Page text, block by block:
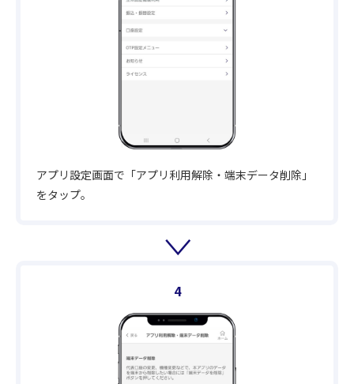
アプリ設定画面で「アプリ利用解除・端末データ削除」
をタップ。
4